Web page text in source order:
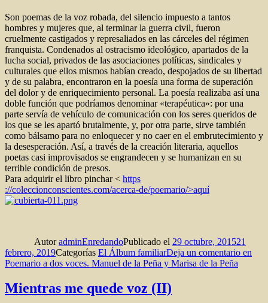
Son poemas de la voz robada, del silencio impuesto a tantos
hombres y mujeres que, al terminar la guerra civil, fueron
cruelmente castigados y represaliados en las cárceles del régimen
franquista. Condenados al ostracismo ideológico, apartados de la
lucha social, privados de las asociaciones políticas, sindicales y
culturales que ellos mismos habían creado, despojados de su libertad
y de su palabra, encontraron en la poesía una forma de superación
del dolor y de enriquecimiento personal. La poesía realizaba así una
doble función que podríamos denominar «terapéutica»: por una
parte servía de vehículo de comunicación con los seres queridos de
los que se les apartó brutalmente, y, por otra parte, sirve también
como bálsamo para no enloquecer y no caer en el embrutecimiento y
la desesperación. Así, a través de la creación literaria, aquellos
poetas casi improvisados se engrandecen y se humanizan en su
terrible condición de presos.
Para adquirir el libro pinchar < https
://coleccionconscientes.com/acerca-de/poemario/>aquí
AutoradminEnredandoPublicado el 29 octubre, 201521
febrero, 2019Categorías El Álbum familiarDeja un comentario en
Poemario a dos voces. Manuel de la Peña y Marisa de la Peña
Mientras me quede voz (II)